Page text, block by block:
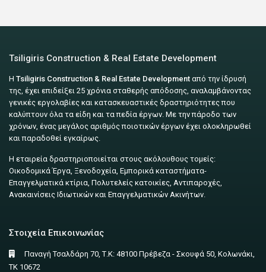
Tsiligiris Construction & Real Estate Development
ΗTsiligiris Construction & Real Estate Development από την ίδρυσή
της, έχει επιδείξει 25 χρόνια σταθερής απόδοσης, αναλαμβάνοντας
γενικές εργολαβίες και κατασκευαστικές δραστηριότητες που
καλύπτουν όλα τα είδη και τα πεδία έργων. Με την πάροδο των
χρόνων, ένας μεγάλος αριθμός ποιοτικών έργων έχει ολοκληρωθεί
και παραδοθεί εγκαίρως.
Η εταιρεία δραστηριοποιείται στους ακόλουθους τομείς:
Οικοδομικά Έργα, Ξενοδοχεία, Εμπορικά καταστήματα-
Επαγγελματικά κτίρια, Πολυτελείς κατοικίες, Αντιπαροχές,
Ανακαινίσεις Ιδιωτικών και Επαγγελματικών Ακινήτων.
Στοιχεία Επικοινωνίας
Παναγή Τσαλδάρη 70, Τ.Κ: 48100 Πρέβεζα - Σκουφά 50, Κολωνάκι,
ΤΚ 10672